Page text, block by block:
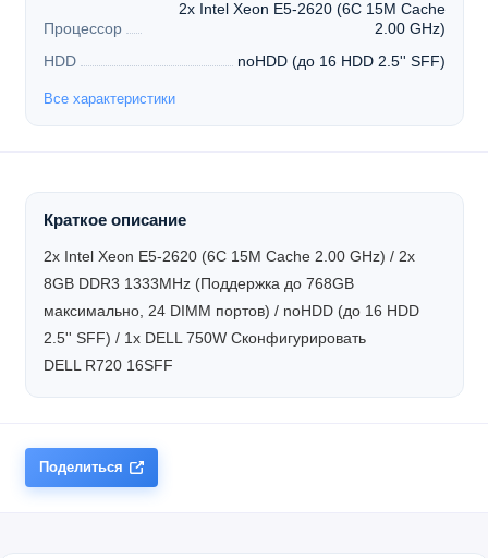
Процессор
2x Intel Xeon E5-2620 (6C 15M Cache
2.00 GHz)
HDD
noHDD (до 16 HDD 2.5'' SFF)
Все характеристики
Краткое описание
2x Intel Xeon E5-2620 (6C 15M Cache 2.00 GHz) / 2x
8GB DDR3 1333MHz (Поддержка до 768GB
максимально, 24 DIMM портов) / noHDD (до 16 HDD
2.5'' SFF) / 1x DELL 750W Сконфигурировать
DELL R720 16SFF
Поделиться